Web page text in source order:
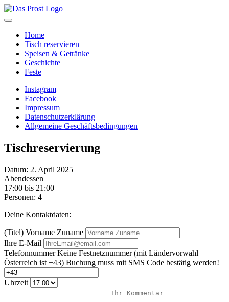
Home
Tisch reservieren
Speisen & Getränke
Geschichte
Feste
Instagram
Facebook
Impressum
Datenschutzerklärung
Allgemeine Geschäftsbedingungen
Tischreservierung
Datum: 2. April 2025
Abendessen
17:00 bis 21:00
Personen: 4
Deine Kontaktdaten:
(Titel) Vorname Zuname
Ihre E-Mail
TelefonnummerKeine Festnetznummer (mit Ländervorwahl
Österreich ist +43) Buchung muss mit SMS Code bestätig werden!
Uhrzeit